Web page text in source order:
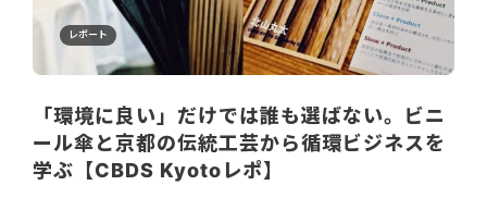
レポート
「環境に良い」だけでは誰も選ばない。ビニ
ール傘と京都の伝統工芸から循環ビジネスを
学ぶ【CBDS Kyotoレポ】